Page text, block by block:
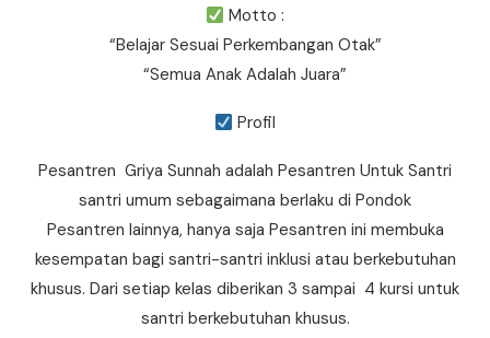
Motto :
“Belajar Sesuai Perkembangan Otak”
“Semua Anak Adalah Juara”
Profil
Pesantren Griya Sunnah adalah Pesantren Untuk Santri
santri umum sebagaimana berlaku di Pondok
Pesantren lainnya, hanya saja Pesantren ini membuka
kesempatan bagi santri-santri inklusi atau berkebutuhan
khusus. Dari setiap kelas diberikan 3 sampai 4 kursi untuk
santri berkebutuhan khusus.